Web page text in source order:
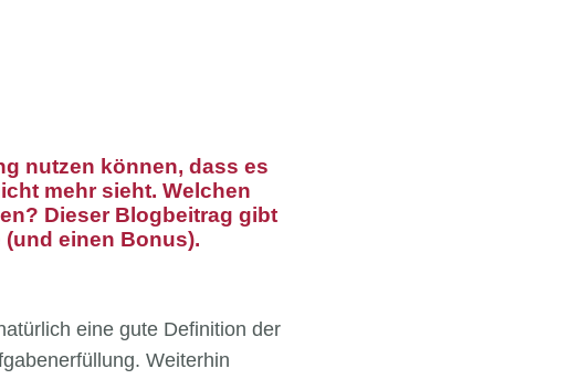
nutzen können, dass es
mehr sieht. Welchen
Dieser Blogbeitrag gibt
einen Bonus).
eine gute Definition der
Weiterhin